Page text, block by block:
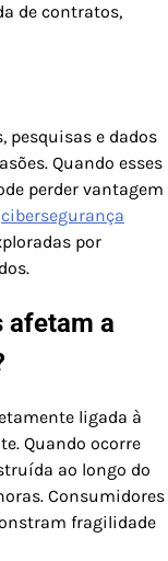
de contratos,
pesquisas e dados
Quando esses
perder vantagem
cibersegurança
por
afetam a
ligada à
Quando ocorre
ao longo do
Consumidores
fragilidade